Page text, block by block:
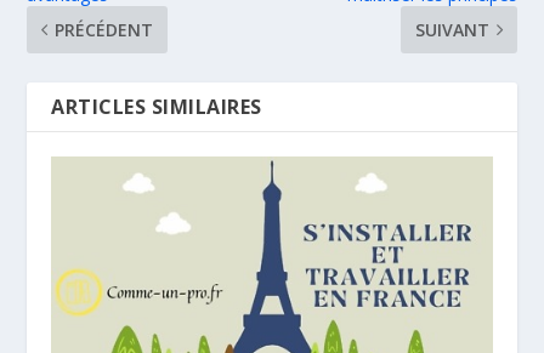
PRÉCÉDENT
SUIVANT
ARTICLES SIMILAIRES